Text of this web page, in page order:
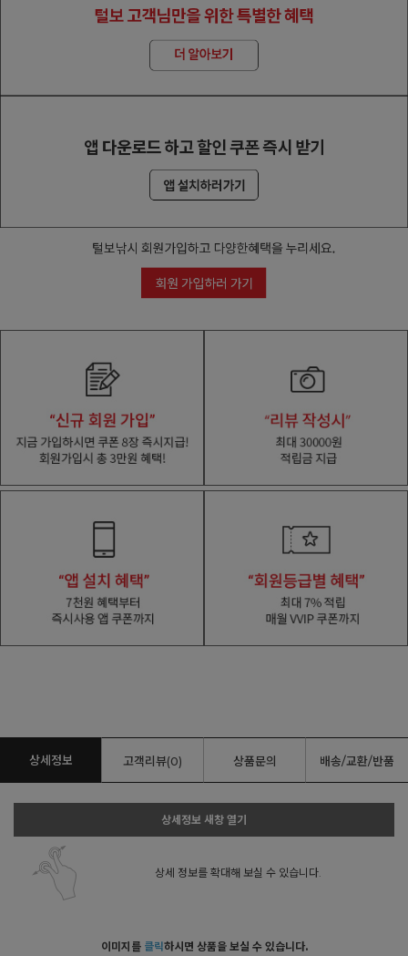
상세정보 고객리뷰(0) 상품문의 배송/교환/반품
상세정보 새창 열기
상세 정보를 확대해 보실 수 있습니다.
이미지를 클릭하시면 상품을 보실 수 있습니다.